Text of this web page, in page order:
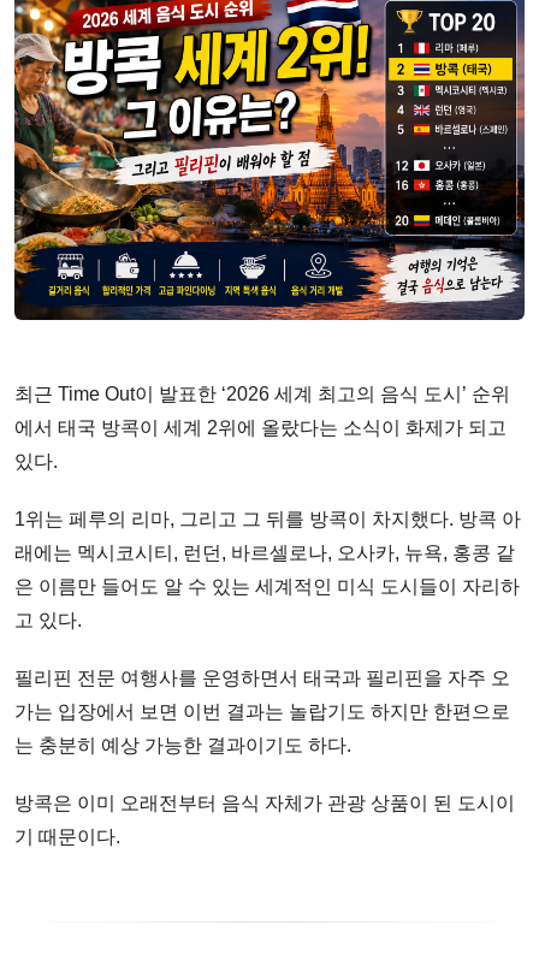
최근 Time Out이 발표한 ‘2026 세계 최고의 음식 도시’ 순위
에서 태국 방콕이 세계 2위에 올랐다는 소식이 화제가 되고
있다.
1위는 페루의 리마, 그리고 그 뒤를 방콕이 차지했다. 방콕 아
래에는 멕시코시티, 런던, 바르셀로나, 오사카, 뉴욕, 홍콩 같
은 이름만 들어도 알 수 있는 세계적인 미식 도시들이 자리하
고 있다.
필리핀 전문 여행사를 운영하면서 태국과 필리핀을 자주 오
가는 입장에서 보면 이번 결과는 놀랍기도 하지만 한편으로
는 충분히 예상 가능한 결과이기도 하다.
방콕은 이미 오래전부터 음식 자체가 관광 상품이 된 도시이
기 때문이다.